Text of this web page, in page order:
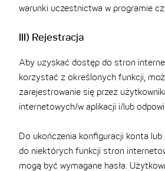
warunki uczestnictwa w programie
III) Rejestracja
Aby uzyskać dostęp do stron
korzystać z określonych funkcji,
zarejestrowanie się przez
internetowych/w aplikacji i/lub
Do ukończenia konfiguracji konta
do niektórych funkcji stron
mogą być wymagane hasła.